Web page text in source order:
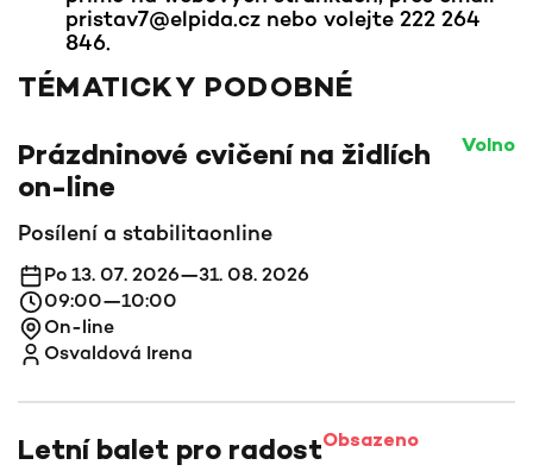
pristav7@elpida.cz nebo volejte 222 264
846.
TÉMATICKY PODOBNÉ
Prázdninové cvičení na židlích
on-line
Volno
Posílení a stabilitaonline
Po 13. 07. 2026—31. 08. 2026
09:00—10:00
On-line
Osvaldová Irena
Letní balet pro radostObsazeno